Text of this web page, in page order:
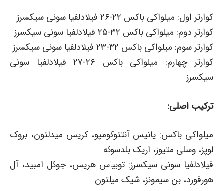
کوارتر اول: میلواکی باکس ۲۲-۲۶ فیلادلفیا سونی سیکسرز
کوارتر دوم: میلواکی باکس ۳۲-۲۵ فیلادلفیا سونی سیکسرز
کوارتر سوم: میلواکی باکس ۳۲-۲۳ فیلادلفیا سونی سیکسرز
کوارتر چهارم: میلواکی باکس ۲۶-۲۷ فیلادلفیا سونی
سیکسرز
ترکیب اصلی:
میلواکی باکس: یانیس آنتتوکومپو، کریس میدلتون، بروک
لوپز، وسلی متیوز، اریک بلدسوئه
فیلادلفیا سونی سیکسرز: توبیاس هریس، جوئل امبید، آل
هورفورد، بن سیمونز، شیک میلتون